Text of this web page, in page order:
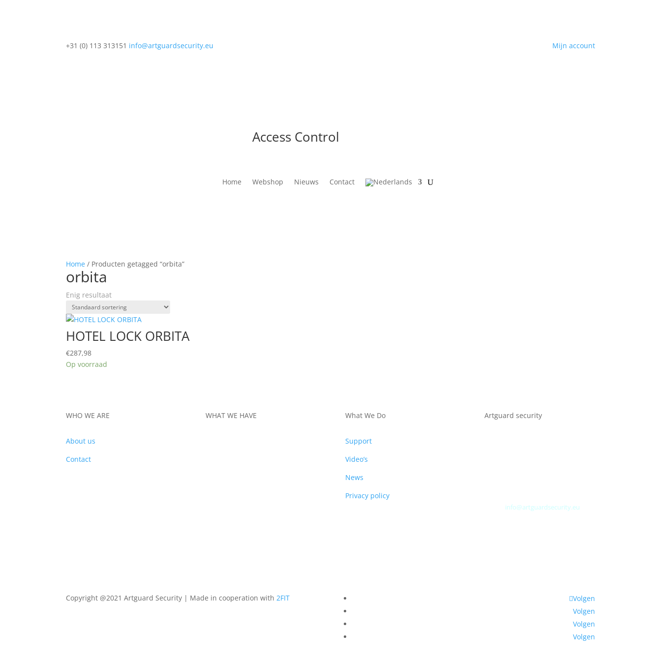
+31 (0) 113 313151 info@artguardsecurity.eu Mijn account
Access Control
Home Webshop Nieuws Contact
Home / Producten getagged “orbita”
orbita
Enig resultaat
HOTEL LOCK ORBITA
€287,98
Op voorraad
WHO WE ARE
About us
Contact
WHAT WE HAVE What We Do
Support
Video’s
News
Privacy policy
Artguard security
info@artguardsecurity.eu
Copyright @2021 Artguard Security | Made in cooperation with2FIT
Volgen
Volgen
Volgen
Volgen